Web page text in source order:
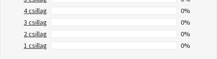
4 csillag
0%
3 csillag
0%
2 csillag
0%
1 csillag
0%